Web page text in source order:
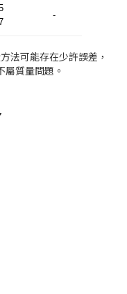
-
法可能存在少許誤差，
質量問題。